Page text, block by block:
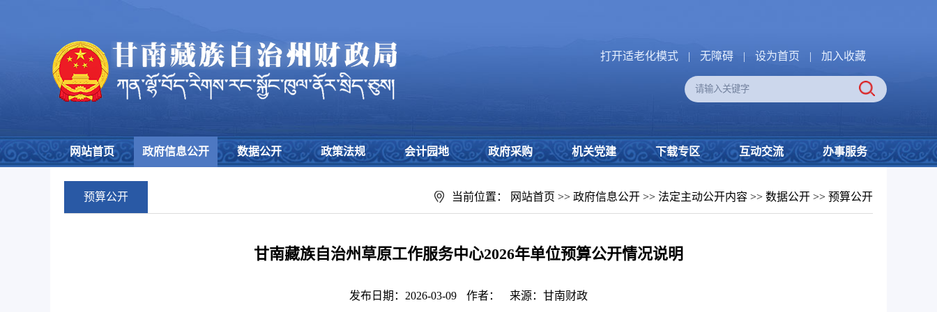
打开适老化模式 | 无障碍 | 设为首页 | 加入收藏
网站首页 政府信息公开 数据公开 政策法规 会计园地 政府采购 机关党建 下载专区 互动交流 办事服务
预算公开 当前位置： 网站首页 >> 政府信息公开 >> 法定主动公开内容 >> 数据公开 >> 预算公开
甘南藏族自治州草原工作服务中心2026年单位预算公开情况说明
发布日期：2026-03-09 作者： 来源：甘南财政